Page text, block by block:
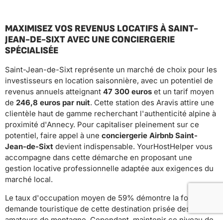
MAXIMISEZ VOS REVENUS LOCATIFS À SAINT-
JEAN-DE-SIXT AVEC UNE CONCIERGERIE
SPÉCIALISÉE
Saint-Jean-de-Sixt représente un marché de choix pour les
investisseurs en location saisonnière, avec un potentiel de
revenus annuels atteignant 47 300 euros et un tarif moyen
de 246,8 euros par nuit. Cette station des Aravis attire une
clientèle haut de gamme recherchant l'authenticité alpine à
proximité d'Annecy. Pour capitaliser pleinement sur ce
potentiel, faire appel à une conciergerie Airbnb Saint-
Jean-de-Sixt devient indispensable. YourHostHelper vous
accompagne dans cette démarche en proposant une
gestion locative professionnelle adaptée aux exigences du
marché local.
Le taux d'occupation moyen de 59% démontre la forte
demande touristique de cette destination prisée des